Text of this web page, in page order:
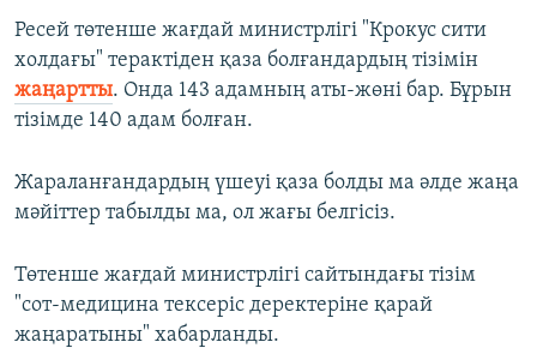
Басқа тілдерде
Ресей төтенше жағдай министрлігі "Крокус сити
холдағы" терактіден қаза болғандардың тізімін
жаңартты. Онда 143 адамның аты-жөні бар. Бұрын
тізімде 140 адам болған.
Жараланғандардың үшеуі қаза болды ма әлде жаңа
мәйіттер табылды ма, ол жағы белгісіз.
Төтенше жағдай министрлігі сайтындағы тізім
"сот-медицина тексеріс деректеріне қарай
жаңаратыны" хабарланды.